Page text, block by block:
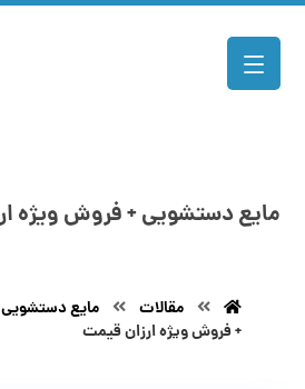
مایع دستشویی + فروش ویژه
مقالات مایع دستشویی
+ فروش ویژه ارزان قیمت